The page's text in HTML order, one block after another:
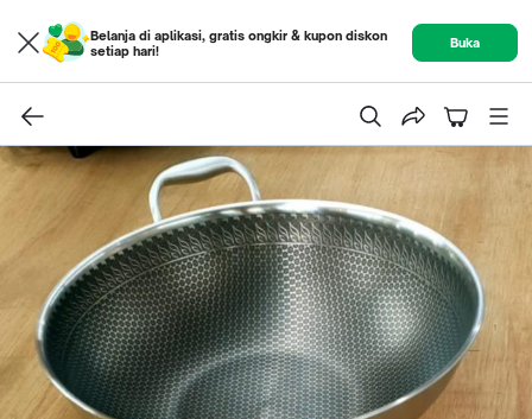
Belanja di aplikasi, gratis ongkir & kupon diskon
setiap hari!
Buka